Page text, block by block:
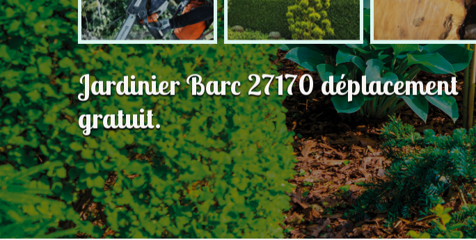
Jardinier Barc 27170 déplacement
gratuit.